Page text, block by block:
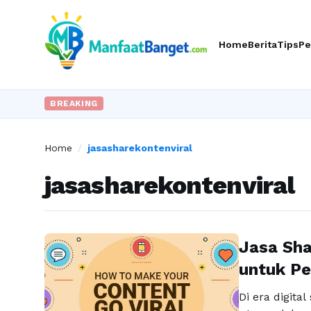
HomeBeritaTips
BREAKING
Home / jasasharekontenviral
jasasharekontenviral
Jasa
untuk
Di era digital